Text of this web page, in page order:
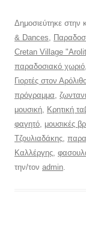
Δημοσιεύτηκε στην
& Dances
Cretan Village
παραδοσιακό χωριό
Γιορτές στον
πρόγραμμα
μουσική
Κρητική
φαγητό μουσικές
Τζουλιαδάκης
Καλλέργης
την/τον admin